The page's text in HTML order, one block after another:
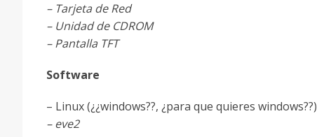
– Tarjeta de Red
– Unidad de CDROM
– Pantalla TFT
Software
– Linux (¿¿windows??, ¿para que quieres windows??)
– eve2